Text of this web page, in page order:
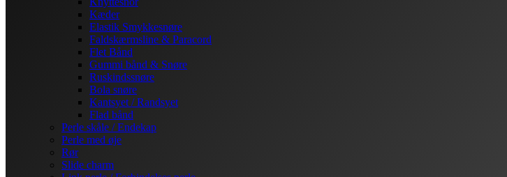
Kæder
Elastik Smykkesnøre
Faldskærmsline & Paracord
Flet Bånd
Gummi bånd & Snøre
Ruskindssnøre
Bola snøre
Kantsyet / Randsyet
Flad bånd
Perle skåle / Endekap
Perle med øje
Rør
Slide charm